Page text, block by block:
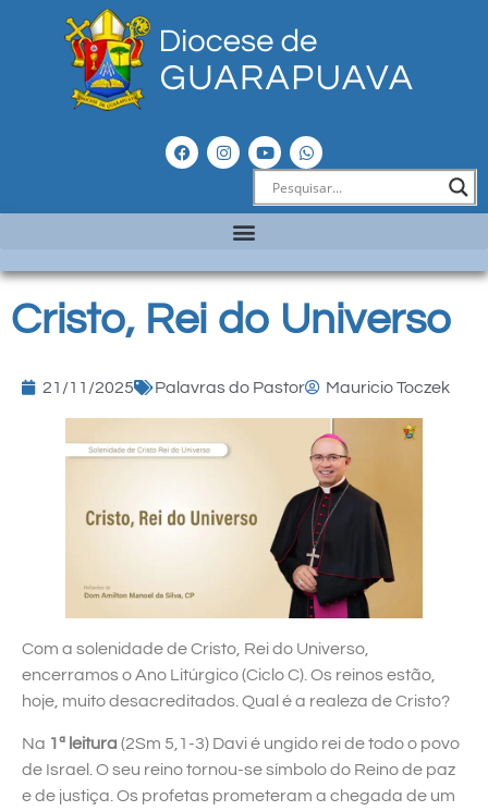
Cristo, Rei do Universo
21/11/2025 Palavras do Pastor Mauricio Toczek
Com a solenidade de Cristo, Rei do Universo,
encerramos o Ano Litúrgico (Ciclo C). Os reinos estão,
hoje, muito desacreditados. Qual é a realeza de Cristo?
Na 1ª leitura (2Sm 5,1-3) Davi é ungido rei de todo o povo
de Israel. O seu reino tornou-se símbolo do Reino de paz
e de justiça. Os profetas prometeram a chegada de um